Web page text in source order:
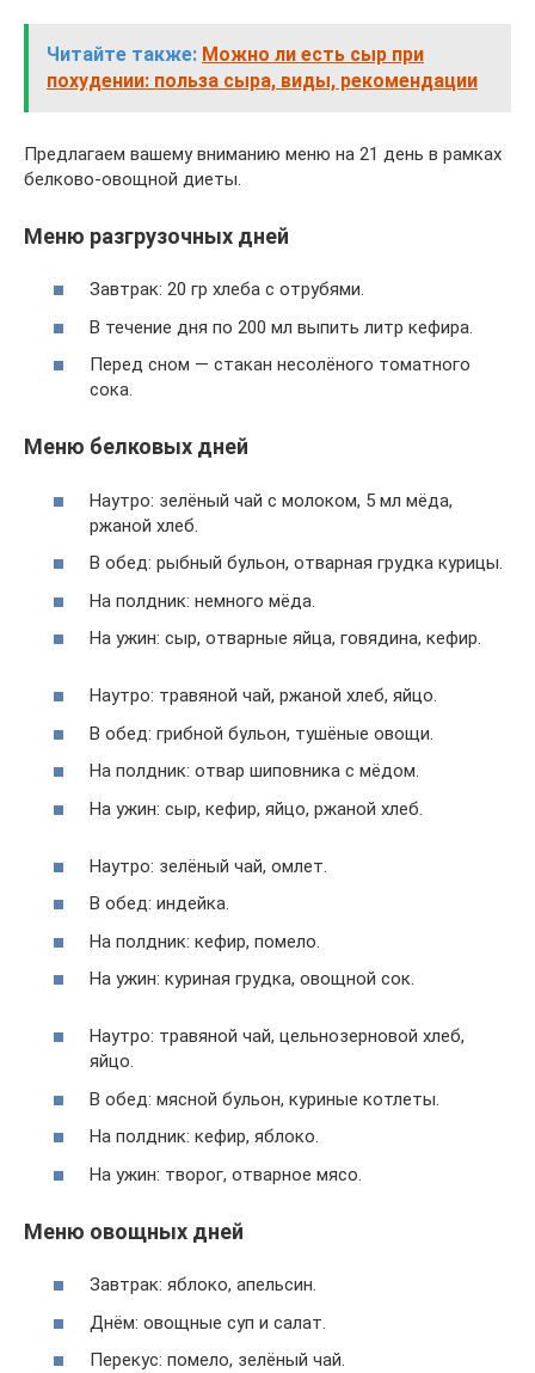
Читайте также: Можно ли есть сыр при
похудении: польза сыра, виды, рекомендации
Предлагаем вашему вниманию меню на 21 день в рамках
белково-овощной диеты.
Меню разгрузочных дней
Завтрак: 20 гр хлеба с отрубями.
В течение дня по 200 мл выпить литр кефира.
Перед сном — стакан несолёного томатного
сока.
Меню белковых дней
Наутро: зелёный чай с молоком, 5 мл мёда,
ржаной хлеб.
В обед: рыбный бульон, отварная грудка курицы.
На полдник: немного мёда.
На ужин: сыр, отварные яйца, говядина, кефир.
Наутро: травяной чай, ржаной хлеб, яйцо.
В обед: грибной бульон, тушёные овощи.
На полдник: отвар шиповника с мёдом.
На ужин: сыр, кефир, яйцо, ржаной хлеб.
Наутро: зелёный чай, омлет.
В обед: индейка.
На полдник: кефир, помело.
На ужин: куриная грудка, овощной сок.
Наутро: травяной чай, цельнозерновой хлеб,
яйцо.
В обед: мясной бульон, куриные котлеты.
На полдник: кефир, яблоко.
На ужин: творог, отварное мясо.
Меню овощных дней
Завтрак: яблоко, апельсин.
Днём: овощные суп и салат.
Перекус: помело, зелёный чай.